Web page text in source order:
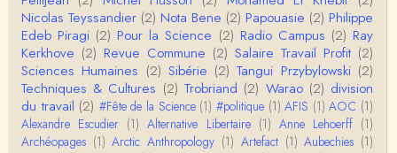
Anonymous
Je viens de regarder une vidéo de Pascal Picq sur
"le blob" à l'instant. Mon premier r…
Yves Le Dantec
En effet, par "hiérarchie" j'entendais surtout ce que
tu entends dans ton second point…
Nicolas Teyssandier (2) Nota Bene (2) Papouasie (2) Philippe
Edeb Piragi (2) Pour la Science (2) Radio Campus (2) Ray
Kerkhove (2) Revue Commune (2) Salaire Travail Profit (2)
Sciences Humaines (2) Sibérie (2) Tangui Przybylowski (2)
Techniques & Cultures (2) Trobriand (2) Warao (2) division
du travail (2) #Fête de la Science (1) #politique (1) AFIS (1) AOC (1)
Alexandre Escudier (1) Alternative Libertaire (1) Anne Lehoerff (1)
Archéopages (1) Arctic Anthropology (1) Artefact (1) Aubechies (1)